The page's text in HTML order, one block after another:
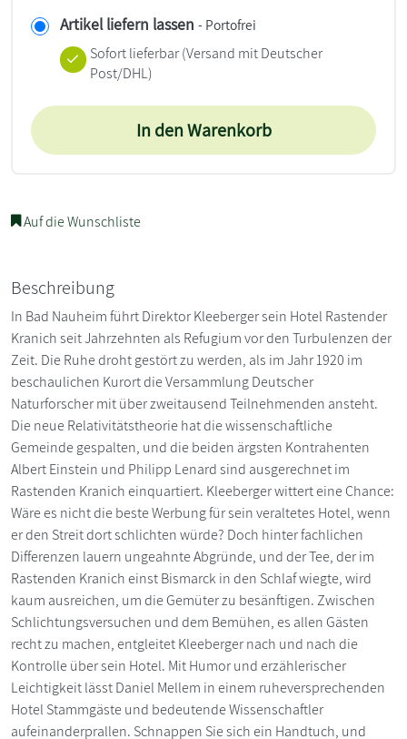
Artikel liefern lassen - Portofrei
Sofort lieferbar(Versand mit Deutscher
Post/DHL)
In den Warenkorb
Auf die Wunschliste
Beschreibung
In Bad Nauheim führt Direktor Kleeberger sein Hotel Rastender
Kranich seit Jahrzehnten als Refugium vor den Turbulenzen der
Zeit. Die Ruhe droht gestört zu werden, als im Jahr 1920 im
beschaulichen Kurort die Versammlung Deutscher
Naturforscher mit über zweitausend Teilnehmenden ansteht.
Die neue Relativitätstheorie hat die wissenschaftliche
Gemeinde gespalten, und die beiden ärgsten Kontrahenten
Albert Einstein und Philipp Lenard sind ausgerechnet im
Rastenden Kranich einquartiert. Kleeberger wittert eine Chance:
Wäre es nicht die beste Werbung für sein veraltetes Hotel, wenn
er den Streit dort schlichten würde? Doch hinter fachlichen
Differenzen lauern ungeahnte Abgründe, und der Tee, der im
Rastenden Kranich einst Bismarck in den Schlaf wiegte, wird
kaum ausreichen, um die Gemüter zu besänftigen. Zwischen
Schlichtungsversuchen und dem Bemühen, es allen Gästen
recht zu machen, entgleitet Kleeberger nach und nach die
Kontrolle über sein Hotel. Mit Humor und erzählerischer
Leichtigkeit lässt Daniel Mellem in einem ruheversprechenden
Hotel Stammgäste und bedeutende Wissenschaftler
aufeinanderprallen. Schnappen Sie sich ein Handtuch, und